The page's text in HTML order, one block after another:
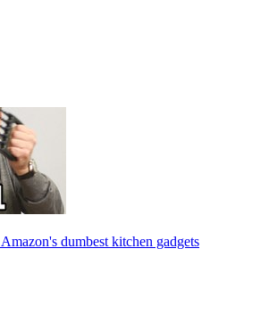
dumbest kitchen gadgets